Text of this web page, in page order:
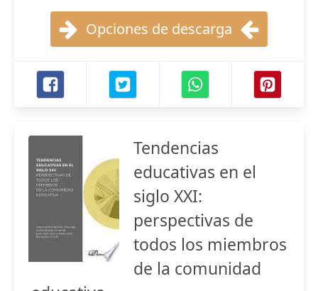
Opciones de descarga
Tendencias
educativas en el
siglo XXI:
perspectivas de
todos los miembros
de la comunidad